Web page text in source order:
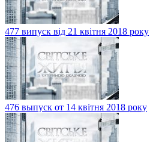
477 випуск від 21 квітня 2018 року
476 выпуск от 14 квітня 2018 року